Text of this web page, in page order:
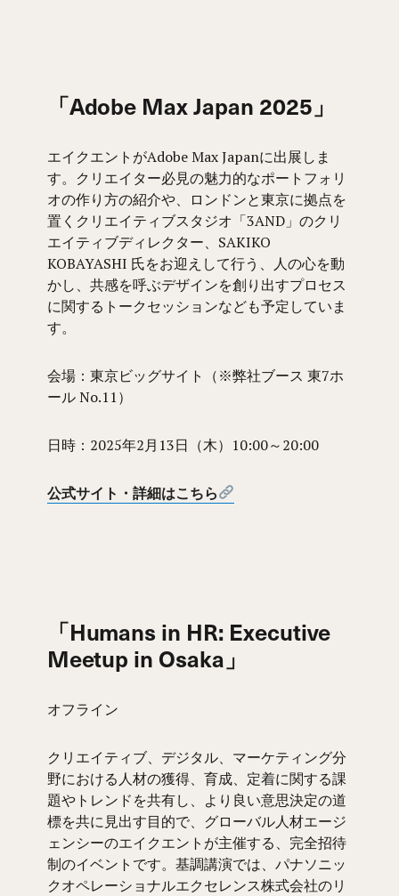
「Adobe Max Japan 2025」
エイクエントがAdobe Max Japanに出展しま
す。クリエイター必見の魅力的なポートフォリ
オの作り方の紹介や、ロンドンと東京に拠点を
置くクリエイティブスタジオ「3AND」のクリ
エイティブディレクター、SAKIKO
KOBAYASHI 氏をお迎えして行う、人の心を動
かし、共感を呼ぶデザインを創り出すプロセス
に関するトークセッションなども予定していま
す。
会場：東京ビッグサイト（※弊社ブース 東7ホ
ール No.11）
日時：2025年2月13日（木）10:00～20:00
公式サイト・詳細はこちら
「Humans in HR: Executive
Meetup in Osaka」
オフライン
クリエイティブ、デジタル、マーケティング分
野における人材の獲得、育成、定着に関する課
題やトレンドを共有し、より良い意思決定の道
標を共に見出す目的で、グローバル人材エージ
ェンシーのエイクエントが主催する、完全招待
制のイベントです。基調講演では、パナソニッ
クオペレーショナルエクセレンス株式会社のリ